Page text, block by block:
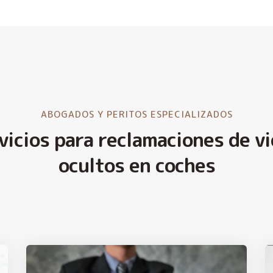
ABOGADOS Y PERITOS ESPECIALIZADOS
para reclamaciones de
ocultos en coches